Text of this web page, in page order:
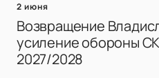
2 июня
Возвращение
усиление обороны
2027/2028